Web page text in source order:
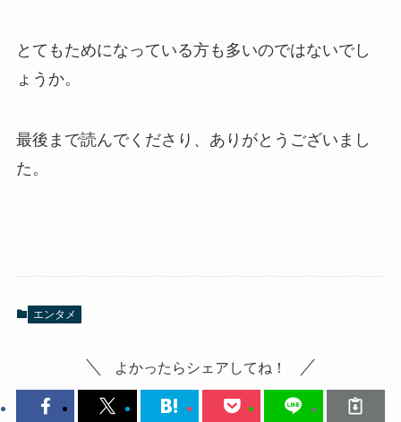
とてもためになっている方も多いのではないでし
ょうか。
最後まで読んでくださり、ありがとうございまし
た。
エンタメ
よかったらシェアしてね！